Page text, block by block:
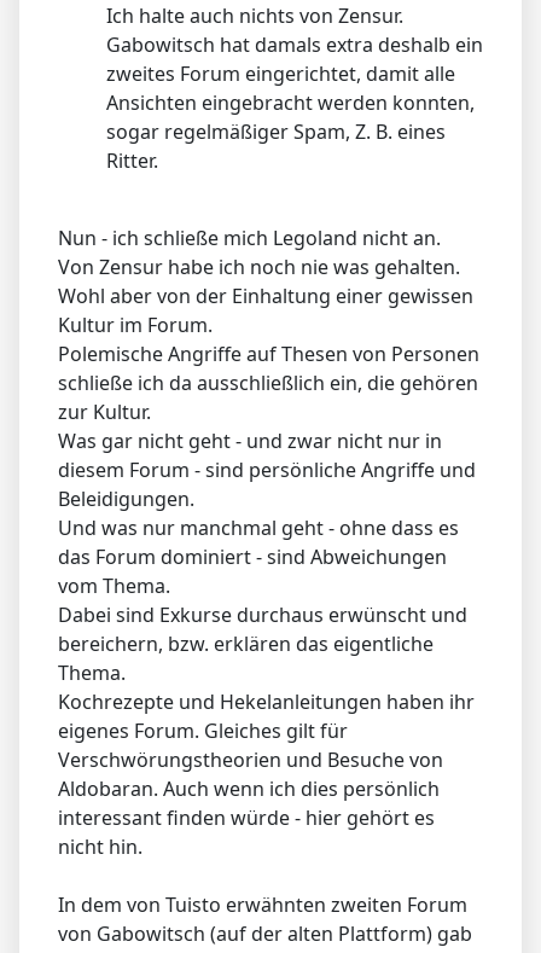
Ich halte auch nichts von Zensur.
Gabowitsch hat damals extra deshalb ein
zweites Forum eingerichtet, damit alle
Ansichten eingebracht werden konnten,
sogar regelmäßiger Spam, Z. B. eines
Ritter.
Nun - ich schließe mich Legoland nicht an.
Von Zensur habe ich noch nie was gehalten.
Wohl aber von der Einhaltung einer gewissen
Kultur im Forum.
Polemische Angriffe auf Thesen von Personen
schließe ich da ausschließlich ein, die gehören
zur Kultur.
Was gar nicht geht - und zwar nicht nur in
diesem Forum - sind persönliche Angriffe und
Beleidigungen.
Und was nur manchmal geht - ohne dass es
das Forum dominiert - sind Abweichungen
vom Thema.
Dabei sind Exkurse durchaus erwünscht und
bereichern, bzw. erklären das eigentliche
Thema.
Kochrezepte und Hekelanleitungen haben ihr
eigenes Forum. Gleiches gilt für
Verschwörungstheorien und Besuche von
Aldobaran. Auch wenn ich dies persönlich
interessant finden würde - hier gehört es
nicht hin.
In dem von Tuisto erwähnten zweiten Forum
von Gabowitsch (auf der alten Plattform) gab